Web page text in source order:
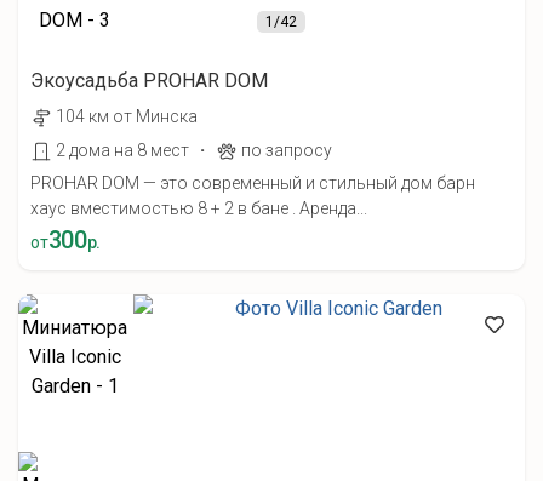
1/42
Экоусадьба PROHAR DOM
104 км от Минска
2 дома на 8 мест
·
по запросу
PROHAR DOM — это современный и стильный дом барн
хаус вместимостью 8 + 2 в бане . Аренда...
от300р.